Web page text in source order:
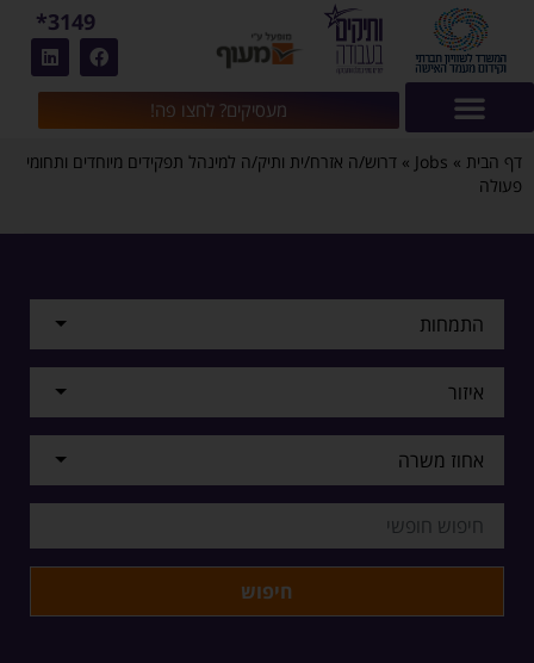
מעסיקים? לחצו פה!
3149*
דף הבית »
Jobs
» דרוש/ה אזרח/ית ותיק/ה למינהל תפקידים מיוחדים ותחומי
פעולה
התמחות
איזור
אחוז משרה